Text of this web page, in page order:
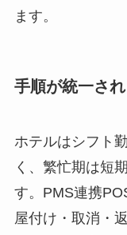
ます。
手順が統一さ
ホテルはシフト
く、繁忙期は短
す。PMS連携
屋付け・取消・